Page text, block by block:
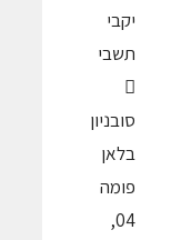
יקבי
תשבי

סובניון
בלאן
פומה
04,